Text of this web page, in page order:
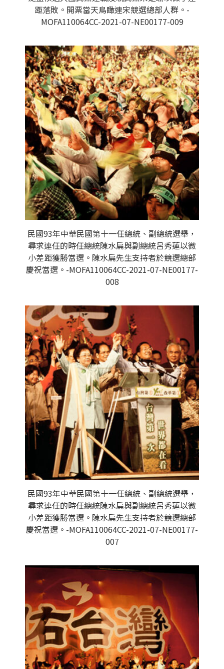
距落敗。開票當天鳥瞰連宋競選總部人群。-
MOFA110064CC-2021-07-NE00177-009
民國93年中華民國第十一任總統、副總統選舉，
尋求連任的時任總統陳水扁與副總統呂秀蓮以微
小差距獲勝當選。陳水扁先生支持者於競選總部
慶祝當選。-MOFA110064CC-2021-07-NE00177-
008
民國93年中華民國第十一任總統、副總統選舉，
尋求連任的時任總統陳水扁與副總統呂秀蓮以微
小差距獲勝當選。陳水扁先生支持者於競選總部
慶祝當選。-MOFA110064CC-2021-07-NE00177-
007